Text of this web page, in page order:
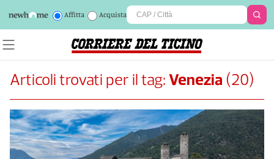
Affitta Acquista
Articoli trovati per il tag:Venezia (20)